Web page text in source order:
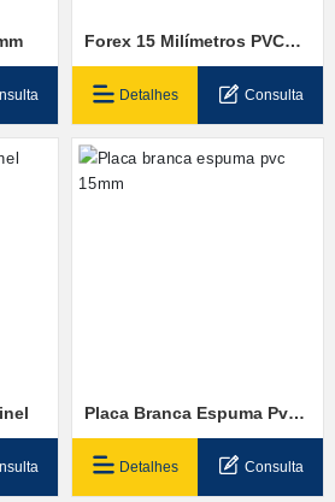
Forex 15 Milímetros PVC
Celuka Bordo
Detalhes Consulta
Placa Branca Espuma Pvc
15mm
Detalhes Consulta